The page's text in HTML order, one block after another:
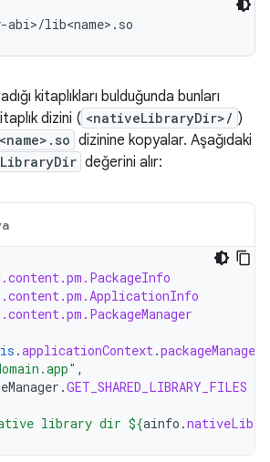
kitaplıkları bulduğunda bunları
dizini ( <nativeLibraryDir>/ )
dizinine kopyalar. Aşağıdaki
değerini alır:
.applicationContext.packageManager
,
.GET_SHARED_LIBRARY_FILES
library dir ${ainfo .